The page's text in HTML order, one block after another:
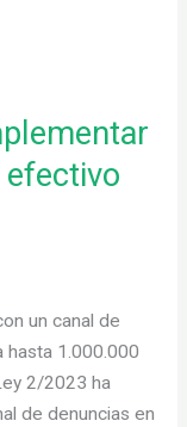
efectivo
un canal de
hasta 1.000.000
2/2023 ha
de denuncias en